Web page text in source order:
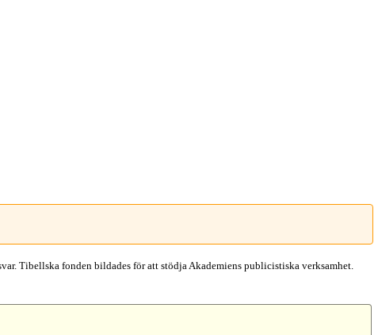
Tibellska fonden bildades för att stödja Akademiens publicistiska verksamhet.